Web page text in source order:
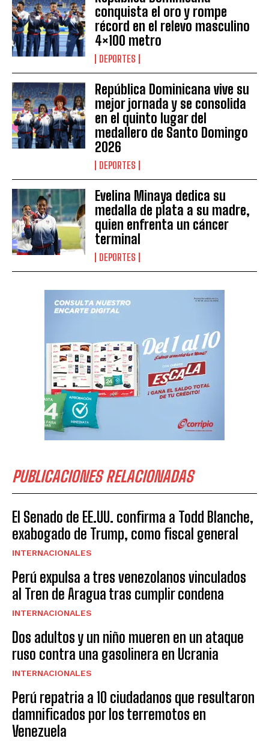
conquista el oro y rompe
récord en el relevo masculino
4×100 metro
DEPORTES
República Dominicana vive su
mejor jornada y se consolida
en el quinto lugar del
medallero de Santo Domingo
2026
DEPORTES
Evelina Minaya dedica su
medalla de plata a su madre,
quien enfrenta un cáncer
terminal
DEPORTES
PUBLICACIONES RELACIONADAS
El Senado de EE.UU. confirma a Todd Blanche,
exabogado de Trump, como fiscal general
INTERNACIONALES
Perú expulsa a tres venezolanos vinculados
al Tren de Aragua tras cumplir condena
INTERNACIONALES
Dos adultos y un niño mueren en un ataque
ruso contra una gasolinera en Ucrania
INTERNACIONALES
Perú repatria a 10 ciudadanos que resultaron
damnificados por los terremotos en
Venezuela